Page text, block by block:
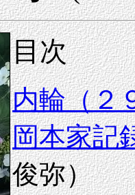
目次
内輪（２
岡本家記
俊弥）